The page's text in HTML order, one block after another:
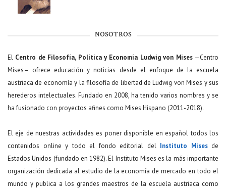
NOSOTROS
El Centro de Filosofía, Política y Economía Ludwig von Mises—Centro
Mises— ofrece educación y noticias desde el enfoque de la escuela
austriaca de economía y la filosofía de libertad de Ludwig von Mises y sus
herederos intelectuales. Fundado en 2008, ha tenido varios nombres y se
ha fusionado con proyectos afines como Mises Hispano (2011-2018).
El eje de nuestras actividades es poner disponible en español todos los
contenidos online y todo el fondo editorial del Instituto Misesde
Estados Unidos (fundado en 1982). El Instituto Mises es la más importante
organización dedicada al estudio de la economía de mercado en todo el
mundo y publica a los grandes maestros de la escuela austriaca como